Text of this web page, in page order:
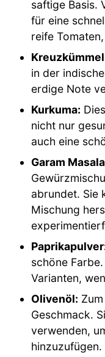
saftige Basis.
für eine
reife
in der
erdige Note
Kurkuma:
nicht nur
auch eine
Garam
abrundet. Sie
Mischung
schöne
Varianten,
Olivenöl:
Geschmack.
verwenden,
hinzuzufügen.